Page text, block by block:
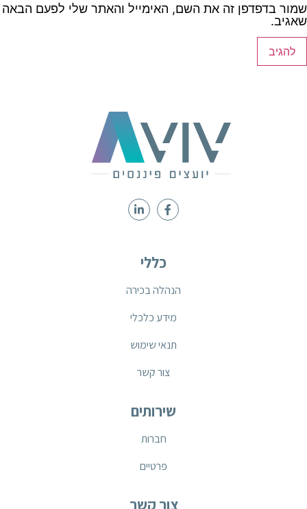
שמור בדפדפן זה את השם, האימייל והאתר שלי לפעם הבאה
שאגיב.
כללי
הנהלה בכירה
מידע כלכלי
תנאי שימוש
צור קשר
שירותים
חברות
פרטיים
צור קשר